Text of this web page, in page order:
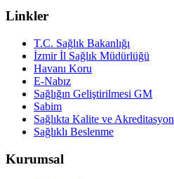
Linkler
T.C. Sağlık Bakanlığı
İzmir İl Sağlık Müdürlüğü
Havanı Koru
E-Nabız
Sağlığın Geliştirilmesi GM
Sabim
Sağlıkta Kalite ve Akreditasyon
Sağlıklı Beslenme
Kurumsal